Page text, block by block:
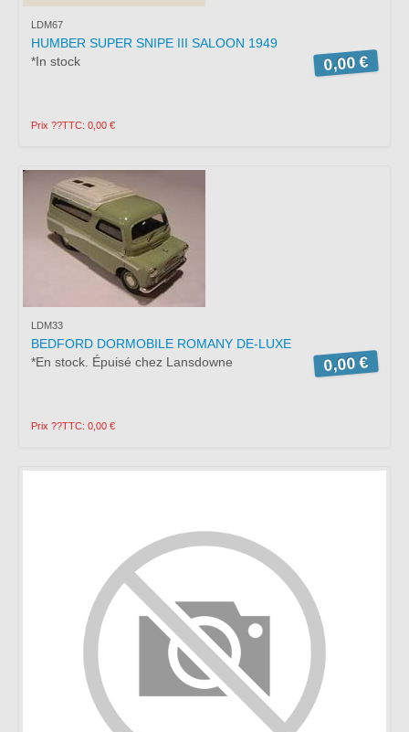
LDM67
HUMBER SUPER SNIPE III SALOON 1949
*In stock
0,00 €
Prix ??TTC: 0,00 €
LDM33
BEDFORD DORMOBILE ROMANY DE-LUXE
*En stock. Épuisé chez Lansdowne
0,00 €
Prix ??TTC: 0,00 €